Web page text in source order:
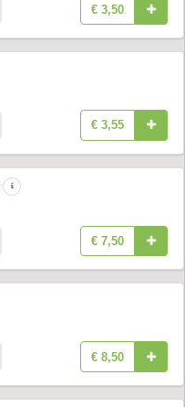
€ 3,50
€ 3,55
€ 7,50
€ 8,50